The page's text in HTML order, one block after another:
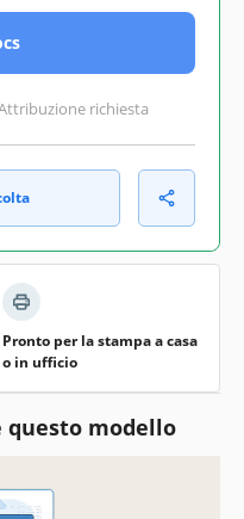
richiesta
Pronto per la stampa a casa
o in ufficio
questo modello